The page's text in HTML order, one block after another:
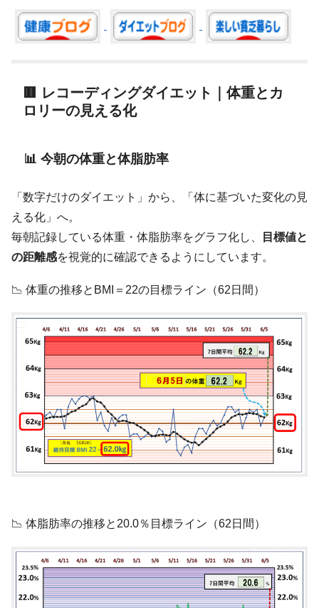
🟥 レコーディングダイエット｜体重とカ
ロリーの見える化
📊 今朝の体重と体脂肪率
「数字だけのダイエット」から、「体に基づいた変化の見
える化」へ。
毎朝記録している体重・体脂肪率をグラフ化し、
目標値と
の距離感を視覚的に確認できるようにしています。
📉 体重の推移とBMI＝22の目標ライン（62日間）
📉 体脂肪率の推移と20.0％目標ライン（62日間）